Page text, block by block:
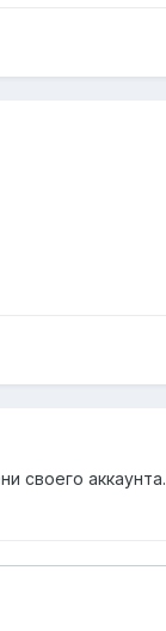
своего аккаунта.